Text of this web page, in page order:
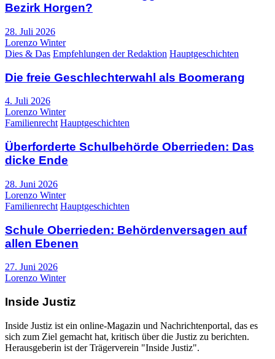
Bezirk Horgen?
28. Juli 2026
Lorenzo Winter
Dies & Das Empfehlungen der Redaktion Hauptgeschichten
Die freie Geschlechterwahl als Boomerang
4. Juli 2026
Lorenzo Winter
Familienrecht Hauptgeschichten
Überforderte Schulbehörde Oberrieden: Das
dicke Ende
28. Juni 2026
Lorenzo Winter
Familienrecht Hauptgeschichten
Schule Oberrieden: Behördenversagen auf
allen Ebenen
27. Juni 2026
Lorenzo Winter
Inside Justiz
Inside Justiz ist ein online-Magazin und Nachrichtenportal, das es
sich zum Ziel gemacht hat, kritisch über die Justiz zu berichten.
Herausgeberin ist der Trägerverein "Inside Justiz".